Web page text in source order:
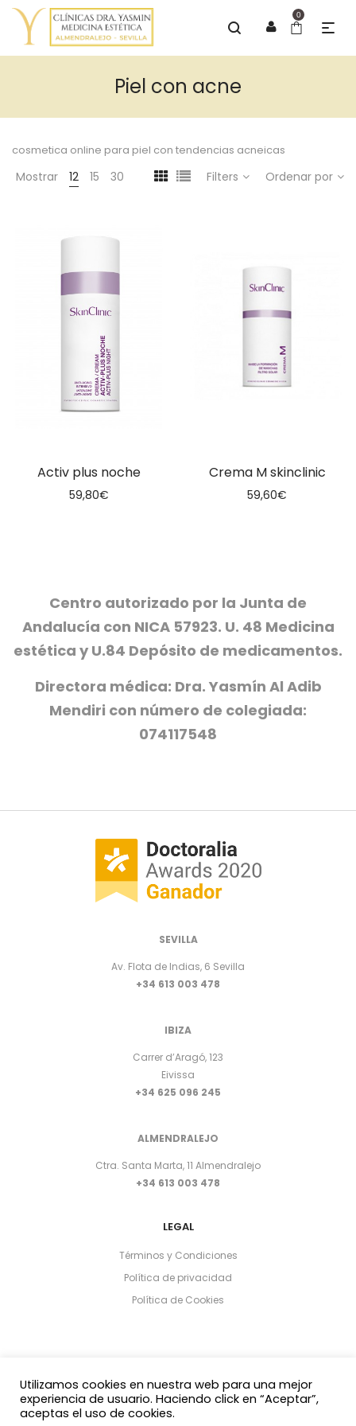
0
Piel con acne
cosmetica online para piel con tendencias acneicas
Mostrar 12 15 30 Filters Ordenar por
Activ plus noche
59,80€
Crema M skinclinic
59,60€
Centro autorizado por la Junta de
Andalucía con NICA 57923. U. 48 Medicina
estética y U.84 Depósito de medicamentos.
Directora médica: Dra. Yasmín Al Adib
Mendiri con número de colegiada:
074117548
SEVILLA
Av. Flota de Indias, 6 Sevilla
+34 613 003 478
IBIZA
Carrer d’Aragó, 123
Eivissa
+34 625 096 245
ALMENDRALEJO
Ctra. Santa Marta, 11 Almendralejo
+34 613 003 478
LEGAL
Términos y Condiciones
Política de privacidad
Política de Cookies
Utilizamos cookies en nuestra web para una mejor
experiencia de usuario. Haciendo click en “Aceptar”,
aceptas el uso de cookies.